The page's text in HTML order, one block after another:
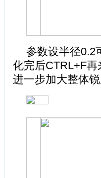
参数设半径0.2
化完后CTRL+F
进一步加大整体